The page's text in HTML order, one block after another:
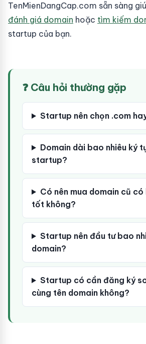
TenMienDangCap.com sẵn sàng
đánh giá domain hoặc tìm kiếm
startup của bạn.
❓ Câu hỏi thường gặp
Startup nên chọn .com
Domain dài bao nhiêu ký
startup?
Có nên mua domain cũ có
tốt không?
Startup nên đầu tư bao
domain?
Startup có cần đăng ký
cùng tên domain không?